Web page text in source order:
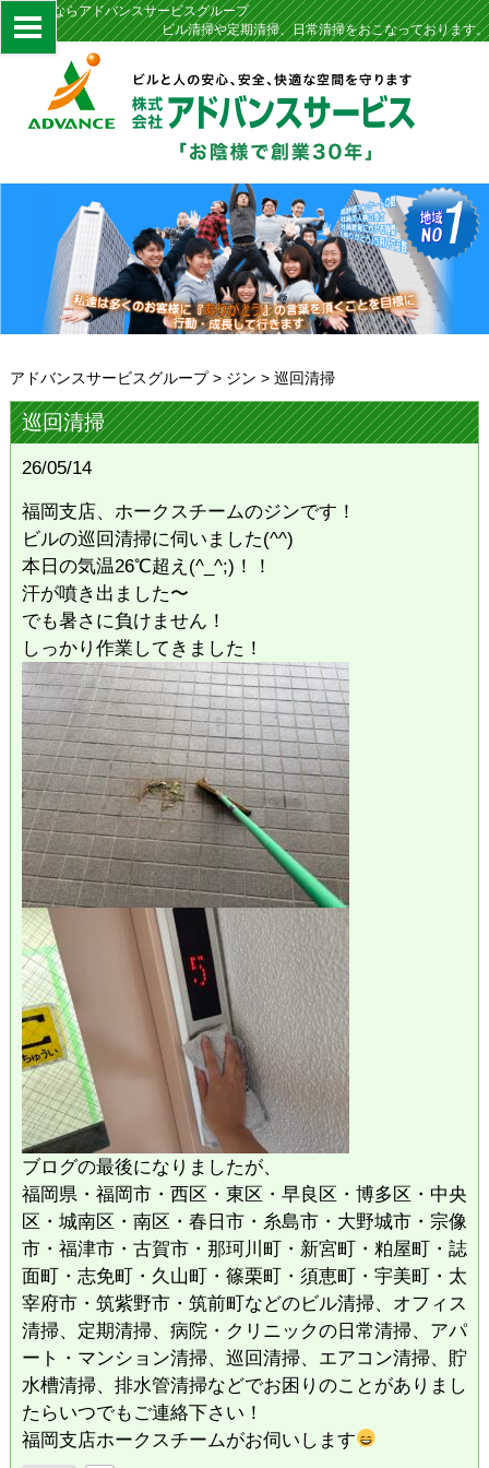
定期清掃ならアドバンスサービスグループ
ビル清掃や定期清掃、日常清掃をおこなっております。
アドバンスサービスグループ> ジン > 巡回清掃
巡回清掃
26/05/14
福岡支店、ホークスチームのジンです！
ビルの巡回清掃に伺いました(^^)
本日の気温26℃超え(^_^;)！！
汗が噴き出ました〜
でも暑さに負けません！
しっかり作業してきました！
ブログの最後になりましたが、
福岡県・福岡市・西区・東区・早良区・博多区・中央
区・城南区・南区・春日市・糸島市・大野城市・宗像
市・福津市・古賀市・那珂川町・新宮町・粕屋町・誌
面町・志免町・久山町・篠栗町・須恵町・宇美町・太
宰府市・筑紫野市・筑前町などのビル清掃、オフィス
清掃、定期清掃、病院・クリニックの日常清掃、アパ
ート・マンション清掃、巡回清掃、エアコン清掃、貯
水槽清掃、排水管清掃などでお困りのことがありまし
たらいつでもご連絡下さい！
福岡支店ホークスチームがお伺いします